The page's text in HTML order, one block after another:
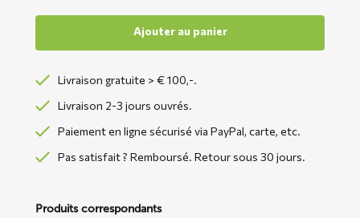
Ajouter au panier
Livraison gratuite > € 100,-.
Livraison 2-3 jours ouvrés.
Paiement en ligne sécurisé via PayPal, carte, etc.
Pas satisfait ? Remboursé. Retour sous 30 jours.
Produits correspondants